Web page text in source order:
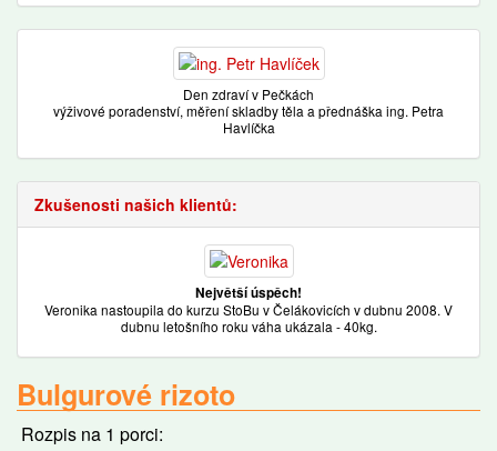
Den zdraví v Pečkách
výživové poradenství, měření skladby těla a přednáška ing. Petra
Havlíčka
Zkušenosti našich klientů:
Největší úspěch!
Veronika nastoupila do kurzu StoBu v Čelákovicích v dubnu 2008. V
dubnu letošního roku váha ukázala - 40kg.
Bulgurové rizoto
Rozpis na 1 porci: